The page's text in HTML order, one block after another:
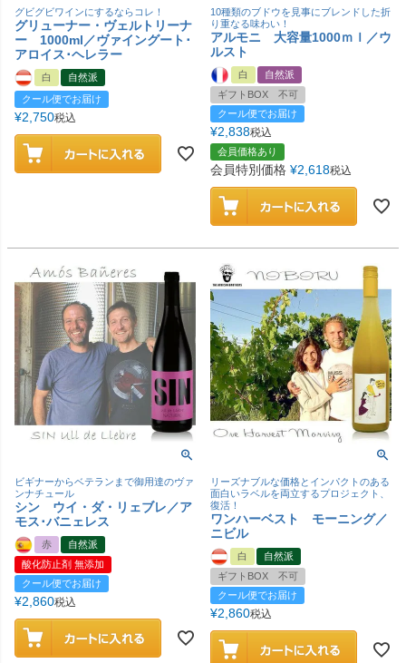
グビグビワインにするならコレ！
グリューナー・ヴェルトリーナ
ー 1000ml／ヴァイングート･
アロイス･ヘレラー
白
自然派
クール便でお届け
¥2,750税込
10種類のブドウを見事にブレンドした折
り重なる味わい！
アルモニ 大容量1000ｍｌ／ウ
ルスト
白
自然派
ギフトBOX 不可
クール便でお届け
¥2,838税込
会員価格あり
会員特別価格 ¥2,618税込
ビギナーからベテランまで御用達のヴァ
ンナチュール
シン ウイ・ダ・リェブレ／ア
モス･バニェレス
赤
自然派
酸化防止剤 無添加
クール便でお届け
¥2,860税込
リーズナブルな価格とインパクトのある
面白いラベルを両立するプロジェクト、
復活！
ワンハーベスト モーニング／
ニビル
白
自然派
ギフトBOX 不可
クール便でお届け
¥2,860税込